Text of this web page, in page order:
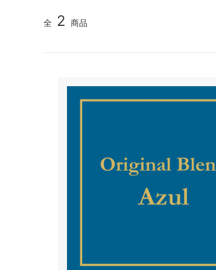
全 2 商品